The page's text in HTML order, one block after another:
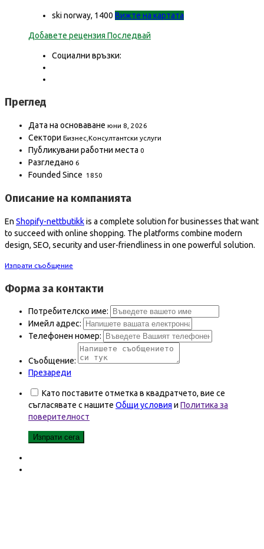
ski norway, 1400 Вижте на картата
Добавете рецензия Последвай
Социални връзки:
Преглед
Дата на основаване юни 8, 2026
Сектори Бизнес,Консултантски услуги
Публикувани работни места 0
Разгледано 6
Founded Since 1850
Описание на компанията
En Shopify-nettbutikkis a complete solution for businesses that want
to succeed with online shopping. The platforms combine modern
design, SEO, security and user-friendliness in one powerful solution.
Изпрати съобщение
Форма за контакти
Потребителско име:
Имейл адрес:
Телефонен номер:
Съобщение:
Презареди
Като поставите отметка в квадратчето, вие се
съгласявате с нашите Общи условия и Политика за
поверителност